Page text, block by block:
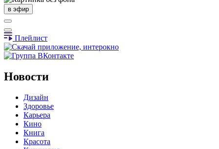
в эфир
Плейлист
Новости
Дизайн
Здоровье
Карьера
Кино
Книга
Красота